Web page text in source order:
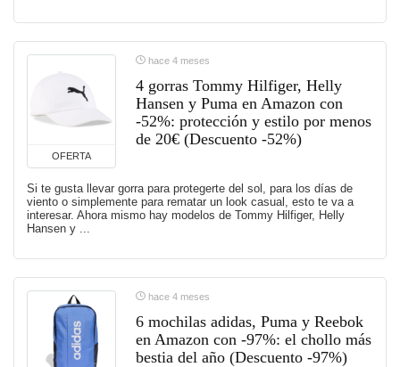
OFERTA
hace 4 meses
4 gorras Tommy Hilfiger, Helly
Hansen y Puma en Amazon con
-52%: protección y estilo por menos
de 20€ (Descuento -52%)
Si te gusta llevar gorra para protegerte del sol, para los días de
viento o simplemente para rematar un look casual, esto te va a
interesar. Ahora mismo hay modelos de Tommy Hilfiger, Helly
Hansen y ...
hace 4 meses
6 mochilas adidas, Puma y Reebok
en Amazon con -97%: el chollo más
bestia del año (Descuento -97%)